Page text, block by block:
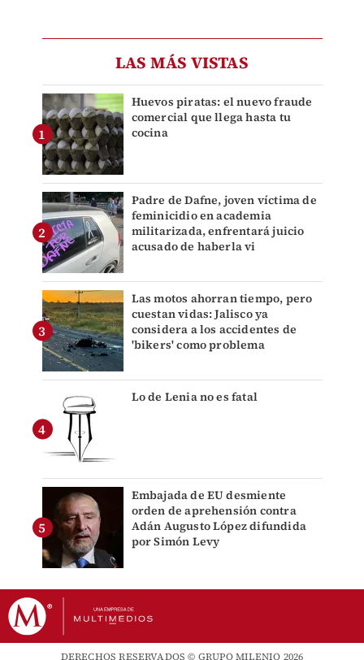
LAS MÁS VISTAS
Huevos piratas: el nuevo fraude
comercial que llega hasta tu
cocina
Padre de Dafne, joven víctima de
feminicidio en academia
militarizada, enfrentará juicio
acusado de haberla vi
Las motos ahorran tiempo, pero
cuestan vidas: Jalisco ya
considera a los accidentes de
'bikers' como problema
Lo de Lenia no es fatal
Embajada de EU desmiente
orden de aprehensión contra
Adán Augusto López difundida
por Simón Levy
DERECHOS RESERVADOS © GRUPO MILENIO 2026